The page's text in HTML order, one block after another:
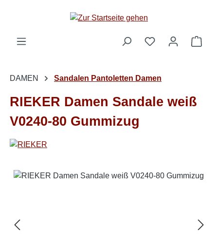
Zum Hauptinhalt springen
DAMEN Sandalen Pantoletten Damen
RIEKER Damen Sandale weiß
V0240-80 Gummizug
Bildergalerie überspringen